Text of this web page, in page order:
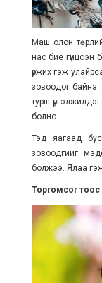
Маш олон
нас бие гүйцсэн
үржих гэж
зовоодог байна.
турш
болно.
Тэд яагаад
зовоодгийг
болжээ. Ялаа
Торгомсог тоос